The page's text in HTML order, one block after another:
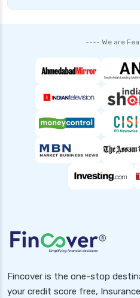
---- We are
Fincover is the one-stop
your credit score free,